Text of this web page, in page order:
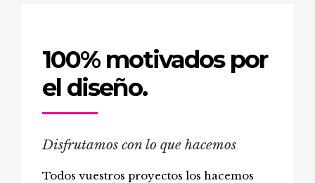
100% motivados por
el diseño.
Disfrutamos con lo que hacemos
Todos vuestros proyectos los hacemos